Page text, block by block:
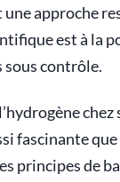
approche
est à la
contrôle.
chez
fascinante
principes de